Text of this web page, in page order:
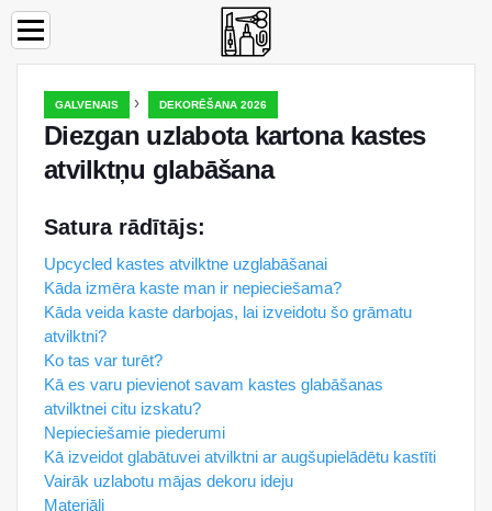
GALVENAIS › DEKORĒŠANA 2026
Diezgan uzlabota kartona kastes
atvilktņu glabāšana
Satura rādītājs:
Upcycled kastes atvilktne uzglabāšanai
Kāda izmēra kaste man ir nepieciešama?
Kāda veida kaste darbojas, lai izveidotu šo grāmatu
atvilktni?
Ko tas var turēt?
Kā es varu pievienot savam kastes glabāšanas
atvilktnei citu izskatu?
Nepieciešamie piederumi
Kā izveidot glabātuvei atvilktni ar augšupielādētu kastīti
Vairāk uzlabotu mājas dekoru ideju
Materiāli